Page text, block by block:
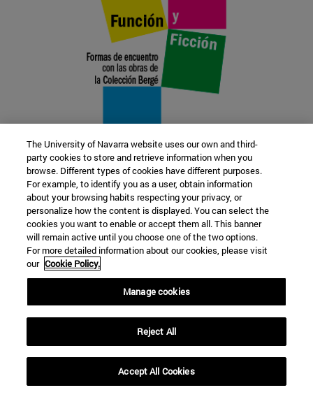
22 SEP
FUNCIÓN Y FICCIÓN. Varios artistas
Más información
The University of Navarra website uses our own and third-
party cookies to store and retrieve information when you
browse. Different types of cookies have different purposes.
For example, to identify you as a user, obtain information
about your browsing habits respecting your privacy, or
personalize how the content is displayed. You can select the
cookies you want to enable or accept them all. This banner
will remain active until you choose one of the two options.
For more detailed information about our cookies, please visit
our Cookie Policy.
Manage cookies
Reject All
Accept All Cookies